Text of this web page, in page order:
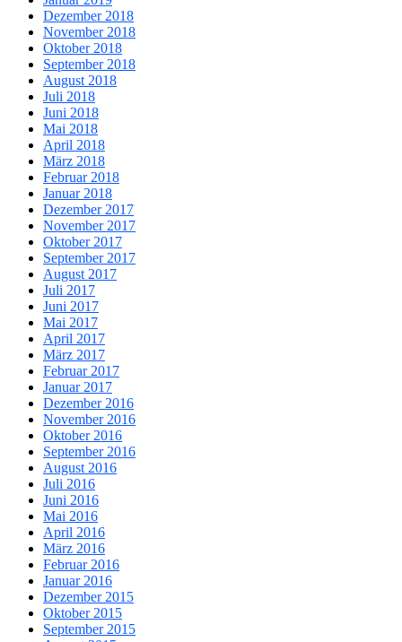
Dezember 2018
November 2018
Oktober 2018
September 2018
August 2018
Juli 2018
Juni 2018
Mai 2018
April 2018
März 2018
Februar 2018
Januar 2018
Dezember 2017
November 2017
Oktober 2017
September 2017
August 2017
Juli 2017
Juni 2017
Mai 2017
April 2017
März 2017
Februar 2017
Januar 2017
Dezember 2016
November 2016
Oktober 2016
September 2016
August 2016
Juli 2016
Juni 2016
Mai 2016
April 2016
März 2016
Februar 2016
Januar 2016
Dezember 2015
Oktober 2015
September 2015